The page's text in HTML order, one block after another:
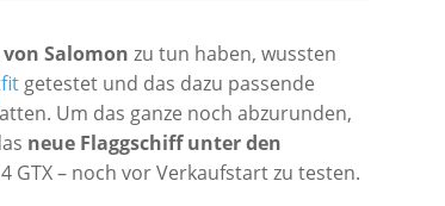
Salomon zu tun haben, wussten
getestet und das dazu passende
Um das ganze noch abzurunden,
neue Flaggschiff unter den
GTX – noch vor Verkaufstart zu testen.